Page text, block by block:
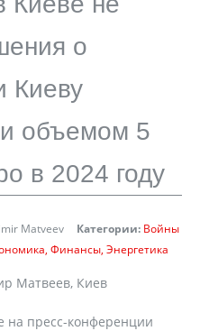
о
Киеву
объемом 5
в 2024 году
Matveev Категории: Войны
Финансы Энергетика
Матвеев, Киев
на пресс-конференции